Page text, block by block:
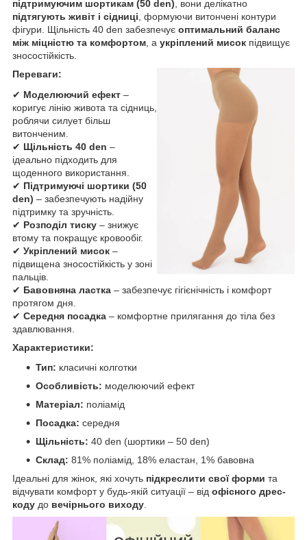
підтримуючим шортикам (50 den) , вони делікатно
підтягують живіт і сідниці , формуючи витончені контури
фігури. Щільність 40 den забезпечує оптимальний баланс
між міцністю та комфортом , а укріплений мисок підвищує
зносостійкість.
Переваги:
✔ Моделюючий ефект –
коригує лінію живота та сідниць,
роблячи силует більш
витонченим.
✔ Щільність 40 den –
ідеально підходить для
щоденного використання.
✔ Підтримуючі шортики (50
den) – забезпечують надійну
підтримку та зручність.
✔ Розподіл тиску – знижує
втому та покращує кровообіг.
✔ Укріплений мисок –
підвищена зносостійкість у зоні
пальців.
✔ Бавовняна ластка – забезпечує гігієнічність і комфорт
протягом дня.
✔ Середня посадка – комфортне прилягання до тіла без
здавлювання.
Характеристики:
Тип: класичні колготки
Особливість: моделюючий ефект
Матеріал: поліамід
Посадка: середня
Щільність: 40 den (шортики – 50 den)
Склад: 81% поліамід, 18% еластан, 1% бавовна
Ідеальні для жінок, які хочуть підкреслити свої форми та
відчувати комфорт у будь-якій ситуації – від офісного дрес-
коду до вечірнього виходу.